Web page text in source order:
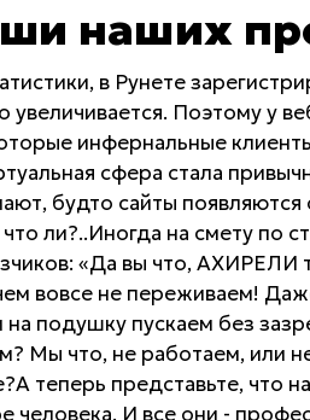
наших
в Рунете
увеличивается. Поэтому у
инфернальные
сфера стала
будто сайты
ли?..Иногда на смету по
«Да вы что, АХИРЕЛИ
вовсе не переживаем!
подушку пускаем без
Мы что, не работаем, или
теперь представьте, что
человека. И все они -